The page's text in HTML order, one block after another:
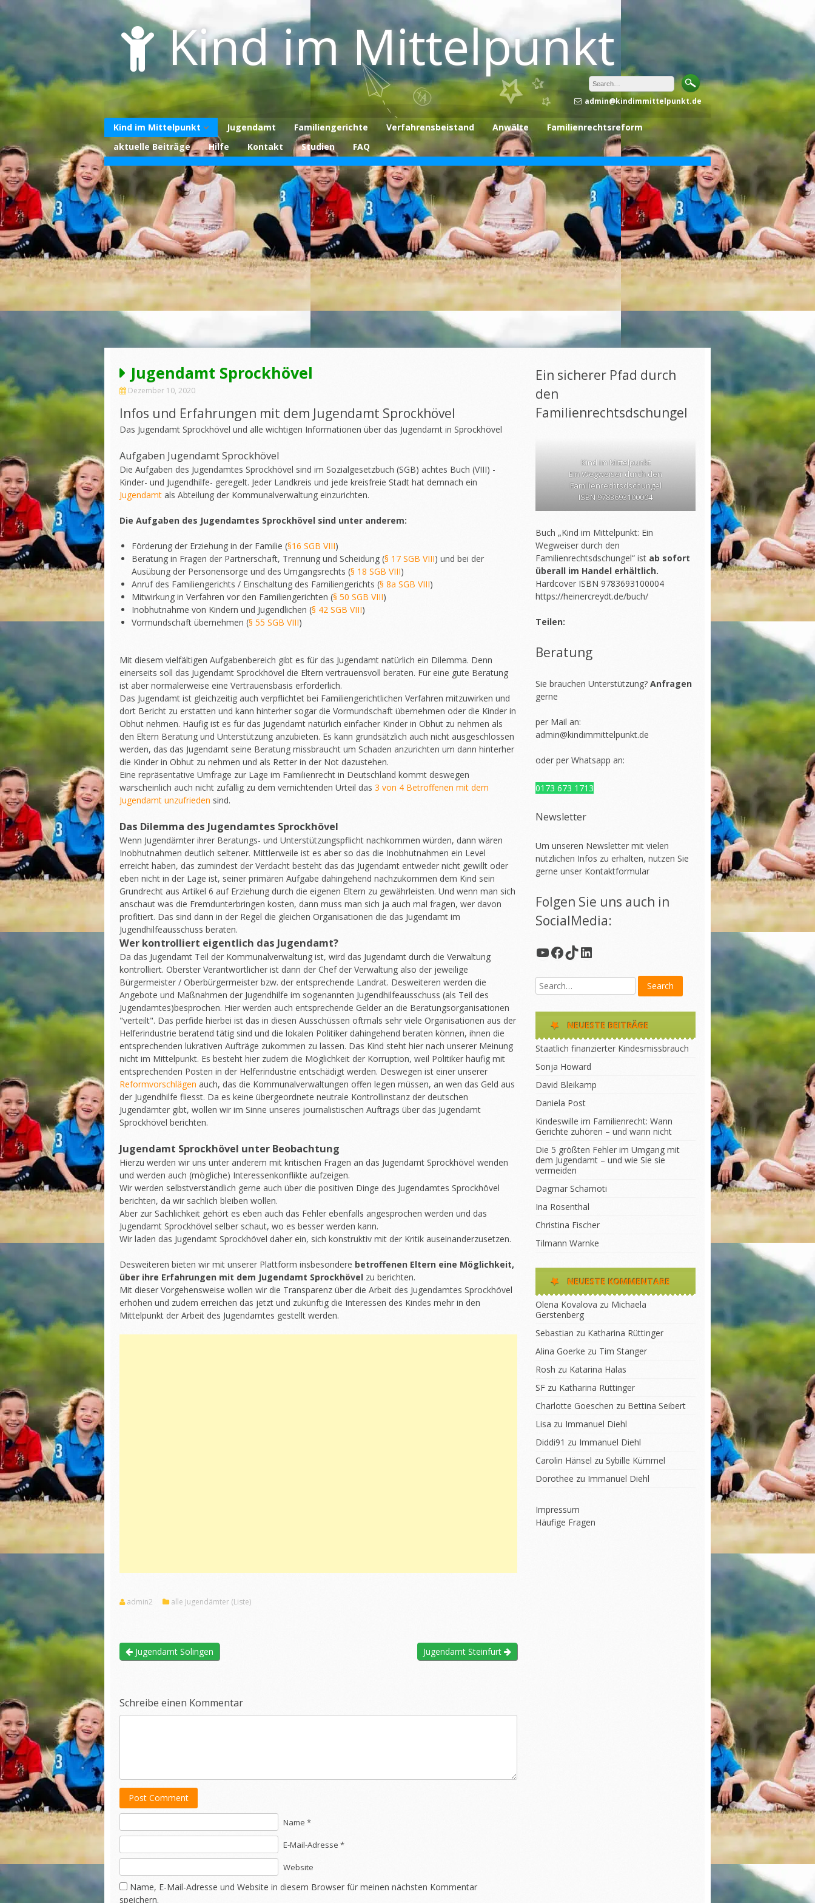
to
content
Kind im Mittelpunkt
admin@kindimmittelpunkt.de
Kind im Mittelpunkt
Über uns
Unterstützen Sie
uns
Datenschutzerklärung
Impressum
Jugendamt Familiengerichte Verfahrensbeistand Anwälte
Familienrechtsreform
aktuelle Beiträge
Hilfe Kontakt Studien FAQ
Jugendamt Sprockhövel
Dezember 10, 2020
Infos und Erfahrungen mit dem Jugendamt Sprockhövel
Das Jugendamt Sprockhövel und alle wichtigen Informationen über das Jugendamt in Sprockhövel
Aufgaben Jugendamt Sprockhövel
Die Aufgaben des Jugendamtes Sprockhövel sind im Sozialgesetzbuch (SGB) achtes Buch (VIII) -
Kinder- und Jugendhilfe- geregelt. Jeder Landkreis und jede kreisfreie Stadt hat demnach ein
Jugendamt als Abteilung der Kommunalverwaltung einzurichten.
Die Aufgaben des Jugendamtes Sprockhövel sind unter anderem:
Förderung der Erziehung in der Familie (§16 SGB VIII)
Beratung in Fragen der Partnerschaft, Trennung und Scheidung (§ 17 SGB VIII) und bei der
Ausübung der Personensorge und des Umgangsrechts (§ 18 SGB VIII)
Anruf des Familiengerichts / Einschaltung des Familiengerichts (§ 8a SGB VIII)
Mitwirkung in Verfahren vor den Familiengerichten (§ 50 SGB VIII)
Inobhutnahme von Kindern und Jugendlichen (§ 42 SGB VIII)
Vormundschaft übernehmen (§ 55 SGB VIII)
Mit diesem vielfältigen Aufgabenbereich gibt es für das Jugendamt natürlich ein Dilemma. Denn
einerseits soll das Jugendamt Sprockhövel die Eltern vertrauensvoll beraten. Für eine gute Beratung
ist aber normalerweise eine Vertrauensbasis erforderlich.
Das Jugendamt ist gleichzeitig auch verpflichtet bei Familiengerichtlichen Verfahren mitzuwirken und
dort Bericht zu erstatten und kann hinterher sogar die Vormundschaft übernehmen oder die Kinder in
Obhut nehmen. Häufig ist es für das Jugendamt natürlich einfacher Kinder in Obhut zu nehmen als
den Eltern Beratung und Unterstützung anzubieten. Es kann grundsätzlich auch nicht ausgeschlossen
werden, das das Jugendamt seine Beratung missbraucht um Schaden anzurichten um dann hinterher
die Kinder in Obhut zu nehmen und als Retter in der Not dazustehen.
Eine repräsentative Umfrage zur Lage im Familienrecht in Deutschland kommt deswegen
warscheinlich auch nicht zufällig zu dem vernichtenden Urteil das 3 von 4 Betroffenen mit dem
Jugendamt unzufrieden sind.
Das Dilemma des Jugendamtes Sprockhövel
Wenn Jugendämter ihrer Beratungs- und Unterstützungspflicht nachkommen würden, dann wären
Inobhutnahmen deutlich seltener. Mittlerweile ist es aber so das die Inobhutnahmen ein Level
erreicht haben, das zumindest der Verdacht besteht das das Jugendamt entweder nicht gewillt oder
eben nicht in der Lage ist, seiner primären Aufgabe dahingehend nachzukommen dem Kind sein
Grundrecht aus Artikel 6 auf Erziehung durch die eigenen Eltern zu gewährleisten. Und wenn man sich
anschaut was die Fremdunterbringen kosten, dann muss man sich ja auch mal fragen, wer davon
profitiert. Das sind dann in der Regel die gleichen Organisationen die das Jugendamt im
Jugendhilfeausschuss beraten.
Wer kontrolliert eigentlich das Jugendamt?
Da das Jugendamt Teil der Kommunalverwaltung ist, wird das Jugendamt durch die Verwaltung
kontrolliert. Oberster Verantwortlicher ist dann der Chef der Verwaltung also der jeweilige
Bürgermeister / Oberbürgermeister bzw. der entsprechende Landrat. Desweiteren werden die
Angebote und Maßnahmen der Jugendhilfe im sogenannten Jugendhilfeausschuss (als Teil des
Jugendamtes)besprochen. Hier werden auch entsprechende Gelder an die Beratungsorganisationen
"verteilt". Das perfide hierbei ist das in diesen Ausschüssen oftmals sehr viele Organisationen aus der
Helferindustrie beratend tätig sind und die lokalen Politiker dahingehend beraten können, ihnen die
entsprechenden lukrativen Aufträge zukommen zu lassen. Das Kind steht hier nach unserer Meinung
nicht im Mittelpunkt. Es besteht hier zudem die Möglichkeit der Korruption, weil Politiker häufig mit
entsprechenden Posten in der Helferindustrie entschädigt werden. Deswegen ist einer unserer
Reformvorschlägen auch, das die Kommunalverwaltungen offen legen müssen, an wen das Geld aus
der Jugendhilfe fliesst. Da es keine übergeordnete neutrale Kontrollinstanz der deutschen
Jugendämter gibt, wollen wir im Sinne unseres journalistischen Auftrags über das Jugendamt
Sprockhövel berichten.
Jugendamt Sprockhövel unter Beobachtung
Hierzu werden wir uns unter anderem mit kritischen Fragen an das Jugendamt Sprockhövel wenden
und werden auch (mögliche) Interessenkonflikte aufzeigen.
Wir werden selbstverständlich gerne auch über die positiven Dinge des Jugendamtes Sprockhövel
berichten, da wir sachlich bleiben wollen.
Aber zur Sachlichkeit gehört es eben auch das Fehler ebenfalls angesprochen werden und das
Jugendamt Sprockhövel selber schaut, wo es besser werden kann.
Wir laden das Jugendamt Sprockhövel daher ein, sich konstruktiv mit der Kritik auseinanderzusetzen.
Desweiteren bieten wir mit unserer Plattform insbesondere betroffenen Eltern eine Möglichkeit,
über ihre Erfahrungen mit dem Jugendamt Sprockhövel zu berichten.
Mit dieser Vorgehensweise wollen wir die Transparenz über die Arbeit des Jugendamtes Sprockhövel
erhöhen und zudem erreichen das jetzt und zukünftig die Interessen des Kindes mehr in den
Mittelpunkt der Arbeit des Jugendamtes gestellt werden.
admin2 alle Jugendämter (Liste)
Jugendamt Solingen Jugendamt Steinfurt
Schreibe einen Kommentar
Post Comment
Name *
E-Mail-Adresse *
Website
Name, E-Mail-Adresse und Website in diesem Browser für meinen nächsten Kommentar
speichern.
Ein sicherer Pfad durch
den
Familienrechtsdschungel
Kind im Mittelpunkt
Ein Wegweiser durch den
Familienrechtsdschungel
ISBN 9783693100004
Buch „Kind im Mittelpunkt: Ein
Wegweiser durch den
Familienrechtsdschungel“ ist ab sofort
überall im Handel erhältlich.
Hardcover ISBN 9783693100004
https://heinercreydt.de/buch/
Teilen:
Beratung
Sie brauchen Unterstützung? Anfragen
gerne
per Mail an:
admin@kindimmittelpunkt.de
oder per Whatsapp an:
0173 673 1713
Newsletter
Um unseren Newsletter mit vielen
nützlichen Infos zu erhalten, nutzen Sie
gerne unser Kontaktformular
Folgen Sie uns auch in
SocialMedia:
YouTube
Facebook
TikTok
LinkedIn
NEUESTE BEITRÄGE
Staatlich finanzierter Kindesmissbrauch
Sonja Howard
David Bleikamp
Daniela Post
Kindeswille im Familienrecht: Wann
Gerichte zuhören – und wann nicht
Die 5 größten Fehler im Umgang mit
dem Jugendamt – und wie Sie sie
vermeiden
Dagmar Schamoti
Ina Rosenthal
Christina Fischer
Tilmann Warnke
NEUESTE KOMMENTARE
Olena Kovalova zu Michaela
Gerstenberg
Sebastian zu Katharina Rüttinger
Alina Goerke zu Tim Stanger
Rosh zu Katarina Halas
SF zu Katharina Rüttinger
Charlotte Goeschen zu Bettina Seibert
Lisa zu Immanuel Diehl
Diddi91 zu Immanuel Diehl
Carolin Hänsel zu Sybille Kümmel
Dorothee zu Immanuel Diehl
Impressum
Häufige Fragen